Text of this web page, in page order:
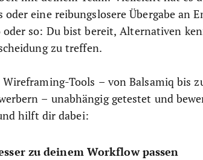
eine reibungslosere Übergabe an
so: Du bist bereit, Alternativen
zu treffen.
Tools – von Balsamiq bis
– unabhängig getestet und
hilft dir dabei:
zu deinem Workflow passen